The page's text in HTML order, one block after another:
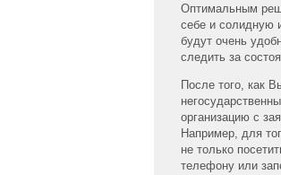
Оптимальным
себе и солидную
будут очень
следить за
После того, как
организацию с
Например, для
не только
телефону или